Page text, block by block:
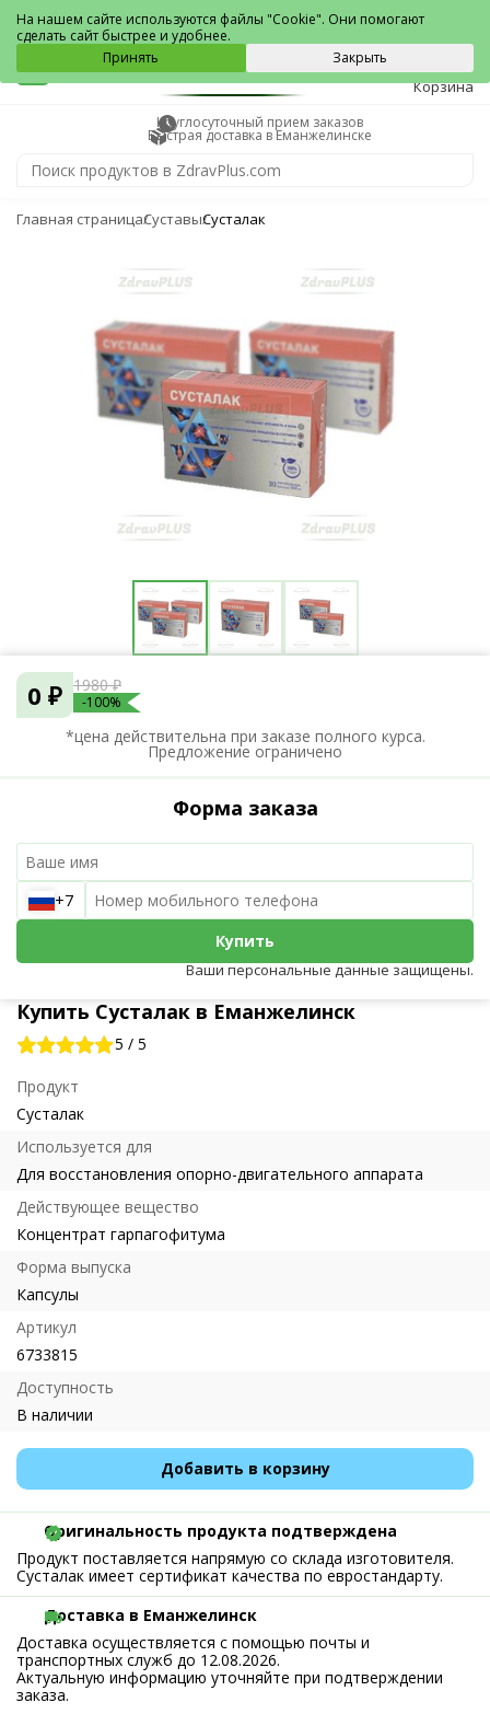
Еманжелинск
0
Корзина
Круглосуточный прием заказов
Быстрая доставка в Еманжелинске
Главная страницаСуставыСусталак
Купить Сусталак в Еманжелинск
5 / 5
Продукт
Сусталак
Используется для
Для восстановления опорно-двигательного аппарата
Действующее вещество
Концентрат гарпагофитума
Форма выпуска
Капсулы
Артикул
6733815
Доступность
В наличии
Добавить в корзину
0 ₽ 1980 ₽
-100%
*цена действительна при заказе полного курса.
Предложение ограничено
Форма заказа
+7
Купить
Ваши персональные данные защищены.
Оригинальность продукта подтверждена
Продукт поставляется напрямую со склада изготовителя.
Сусталак имеет сертификат качества по евростандарту.
Доставка в Еманжелинск
Доставка осуществляется с помощью почты и
транспортных служб до 12.08.2026.
Актуальную информацию уточняйте при подтверждении
заказа.
На нашем сайте используются файлы "Cookie". Они помогают
сделать сайт быстрее и удобнее.
Принять
Закрыть